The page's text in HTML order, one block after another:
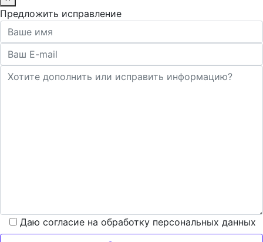
Предложить исправление
Даю согласие на обработку персональных данных